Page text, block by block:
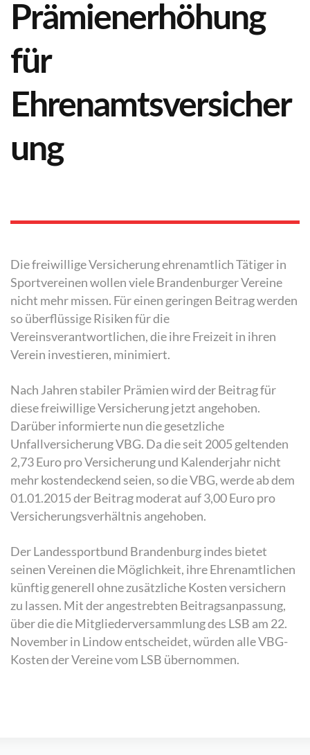
Prämienerhöhung
für
Ehrenamtsversicher
ung
Die freiwillige Versicherung ehrenamtlich Tätiger in
Sportvereinen wollen viele Brandenburger Vereine
nicht mehr missen. Für einen geringen Beitrag werden
so überflüssige Risiken für die
Vereinsverantwortlichen, die ihre Freizeit in ihren
Verein investieren, minimiert.
Nach Jahren stabiler Prämien wird der Beitrag für
diese freiwillige Versicherung jetzt angehoben.
Darüber informierte nun die gesetzliche
Unfallversicherung VBG. Da die seit 2005 geltenden
2,73 Euro pro Versicherung und Kalenderjahr nicht
mehr kostendeckend seien, so die VBG, werde ab dem
01.01.2015 der Beitrag moderat auf 3,00 Euro pro
Versicherungsverhältnis angehoben.
Der Landessportbund Brandenburg indes bietet
seinen Vereinen die Möglichkeit, ihre Ehrenamtlichen
künftig generell ohne zusätzliche Kosten versichern
zu lassen. Mit der angestrebten Beitragsanpassung,
über die die Mitgliederversammlung des LSB am 22.
November in Lindow entscheidet, würden alle VBG-
Kosten der Vereine vom LSB übernommen.